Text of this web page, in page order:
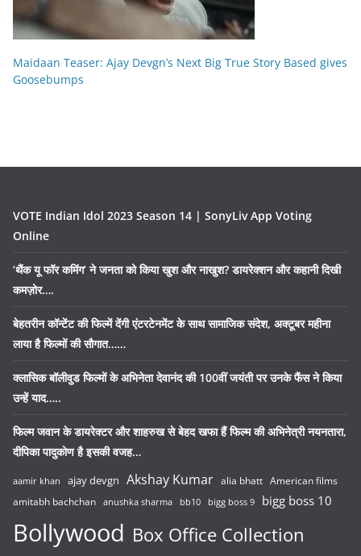
Maidaan Teaser: Ajay Devgn’s Next Big True Story Based gives
Goosebumps
VOTE Indian Idol 2023 Season 14 | SonyLiv App Voting
Online
‘थैंक यू फॉर कमिंग’ ने जनता को किया खुश और नाखुश? डायरेक्शन और कहानी दिखी
कमज़ोर….
बेहतरीन कॉन्टेंट की फिल्में देंगी एंटरटेनमेंट के साथ सामाजिक संदेश, अक्टूबर महीना
लाया है फिल्मों की सौगात……
क्लासिक बॉलीवुड फिल्मों के अभिनेता देवानंद की 100वीं जयंती पर उनके फैंस ने किया
उन्हें याद…..
फिल्म जवान के डायरेक्टर और शाहरुख से बेहद खफा हैं फिल्म की अभिनेत्री नयनतारा,
दीपिका पादुकोण है इसकी वजह…
aamir khan ajay devgn Akshay Kumar alia bhatt American films
amitabh bachchan anushka sharma bb10 bigg boss 9 bigg boss 10
Bollywood Box Office Collection